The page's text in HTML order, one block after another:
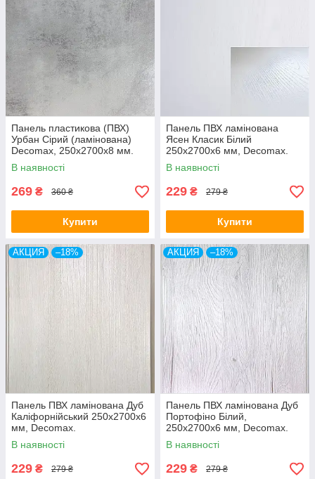
Панель пластикова (ПВХ)
Урбан Сірий (ламінована)
Decomax, 250х2700х8 мм.
В наявності
269 ₴ 360 ₴
Купити
Панель ПВХ ламінована
Ясен Класик Білий
250х2700х6 мм, Decomax.
В наявності
229 ₴ 279 ₴
Купити
АКЦИЯ –18%
Панель ПВХ ламінована Дуб
Каліфорнійський 250х2700х6
мм, Decomax.
В наявності
229 ₴ 279 ₴
АКЦИЯ –18%
Панель ПВХ ламінована Дуб
Портофіно Білий,
250х2700х6 мм, Decomax.
В наявності
229 ₴ 279 ₴